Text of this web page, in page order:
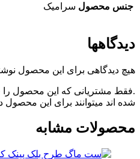
جنس محصول سرامیک
دیدگاهها
هیچ دیدگاهی برای این محصول
.فقط مشتریانی که این محصول را
شده اند میتوانند برای این محصول
محصولات مشابه